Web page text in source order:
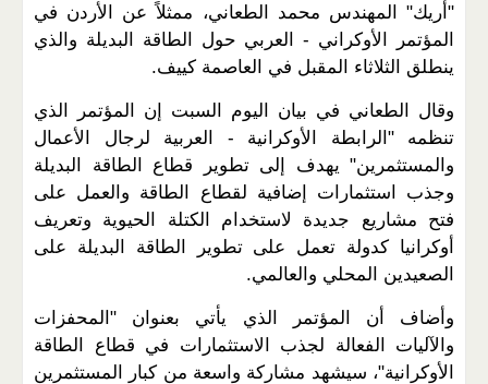
"أريك" المهندس محمد الطعاني، ممثلاً عن الأردن في
المؤتمر الأوكراني - العربي حول الطاقة البديلة والذي
ينطلق الثلاثاء المقبل في العاصمة كييف.
وقال الطعاني في بيان اليوم السبت إن المؤتمر الذي
تنظمه "الرابطة الأوكرانية - العربية لرجال الأعمال
والمستثمرين" يهدف إلى تطوير قطاع الطاقة البديلة
وجذب استثمارات إضافية لقطاع الطاقة والعمل على
فتح مشاريع جديدة لاستخدام الكتلة الحيوية وتعريف
أوكرانيا كدولة تعمل على تطوير الطاقة البديلة على
الصعيدين المحلي والعالمي.
وأضاف أن المؤتمر الذي يأتي بعنوان "المحفزات
والآليات الفعالة لجذب الاستثمارات في قطاع الطاقة
الأوكرانية"، سيشهد مشاركة واسعة من كبار المستثمرين